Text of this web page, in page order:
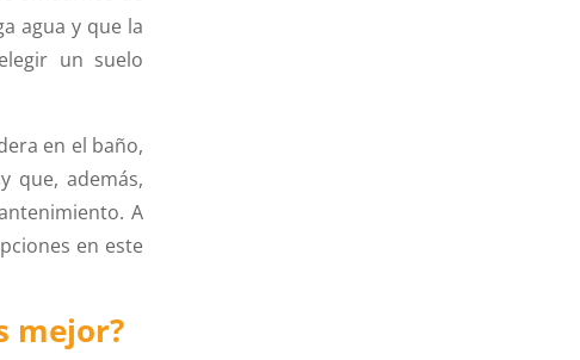
agua y que la
un suelo
en el baño,
que, además,
A
en este
mejor?